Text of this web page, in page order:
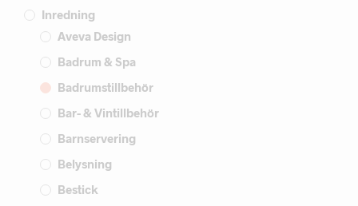
Inredning
Aveva Design
Badrum & Spa
Badrumstillbehör
Bar- & Vintillbehör
Barnservering
Belysning
Bestick